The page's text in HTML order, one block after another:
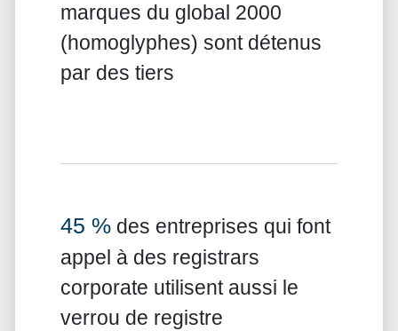
marques du global 2000
(homoglyphes) sont détenus
par des tiers
45 % des entreprises qui font
appel à des registrars
corporate utilisent aussi le
verrou de registre